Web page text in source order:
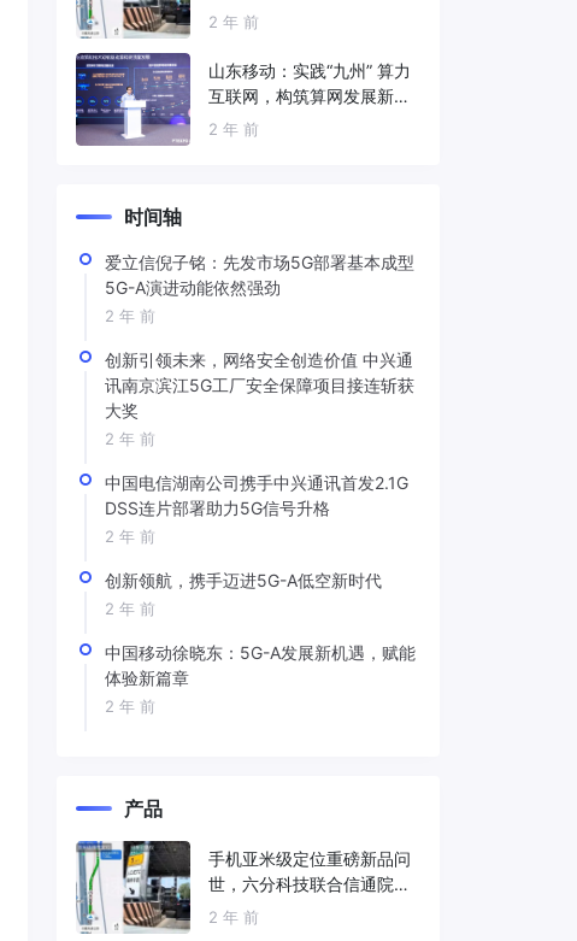
布免费服务
2 年 前
山东移动：实践“九州” 算力
互联网，构筑算网发展新底
座
2 年 前
时间轴
爱立信倪子铭：先发市场5G部署基本成型
5G-A演进动能依然强劲
2 年 前
创新引领未来，网络安全创造价值 中兴通
讯南京滨江5G工厂安全保障项目接连斩获
大奖
2 年 前
中国电信湖南公司携手中兴通讯首发2.1G
DSS连片部署助力5G信号升格
2 年 前
创新领航，携手迈进5G-A低空新时代
2 年 前
中国移动徐晓东：5G-A发展新机遇，赋能
体验新篇章
2 年 前
产品
手机亚米级定位重磅新品问
世，六分科技联合信通院发
布免费服务
2 年 前